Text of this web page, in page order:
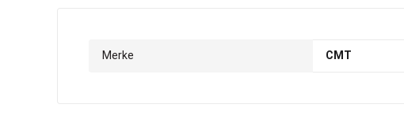
Merke CMT